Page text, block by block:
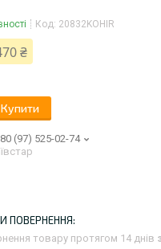
Код: 20832KOHIR
₴
Купити
(97) 525-02-74
товару протягом 14 днів